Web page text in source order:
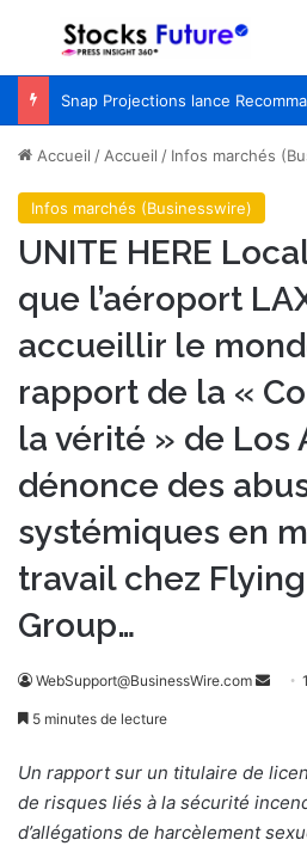
Menu
Accueil /Accueil / Infos marchés
Infos marchés (Businesswire)
UNITE HERE
que l’aéroport
accueillir le
rapport de la «
la vérité » de Los
dénonce des
systémiques en
travail chez
Group…
WebSupport@BusinessWire.com
o
y
e
5 minutes de lecture
Un rapport sur un titulaire de
de risques liés à la sécurité
d’allégations de harcèlement